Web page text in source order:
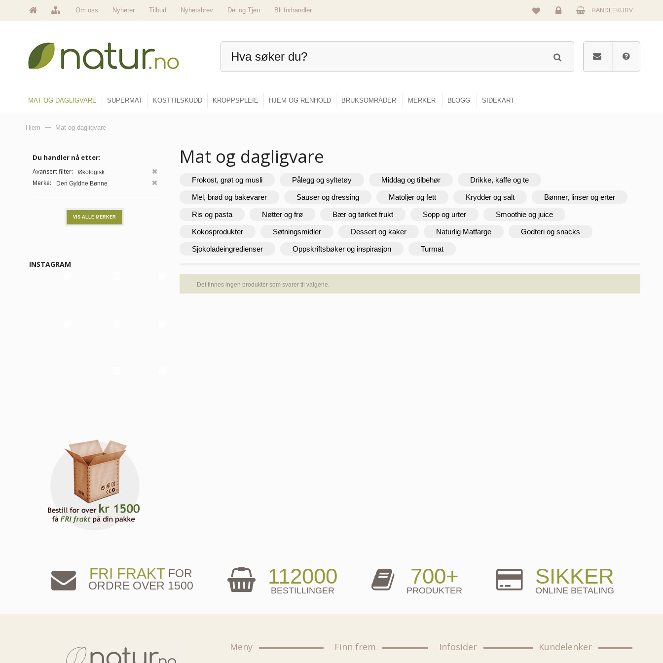
Om oss Nyheter Tilbud Nyhetsbrev Del og Tjen
Bli forhandler
Logg
HANDLEKURV
MAT OG DAGLIGVARE SUPERMAT KOSTTILSKUDD KROPPSPLEIE HJEM OG RENHOLD BRUKSOMRÅDER MERKER BLOGG SIDEKART
Hjem — Mat og dagligvare
Mat og dagligvare
Frokost, grøt og musli Pålegg og syltetøy Middag og tilbehør Drikke, kaffe og te
Mel, brød og bakevarer Sauser og dressing Matoljer og fett Krydder og salt Bønner, linser og erter
Ris og pasta Nøtter og frø Bær og tørket frukt Sopp og urter Smoothie og juice
Kokosprodukter Søtningsmidler Dessert og kaker Naturlig Matfarge Godteri og snacks
Sjokoladeingredienser Oppskriftsbøker og inspirasjon Turmat
Det finnes ingen produkter som svarer til valgene.
Du handler nå etter:
Avansert filter: Økologisk
Merke: Den Gyldne Bønne
VIS ALLE MERKER
INSTAGRAM
FRI FRAKT FOR
ORDRE OVER 1500
112000
BESTILLINGER
700+
PRODUKTER
SIKKER
ONLINE BETALING
Meny Finn frem Infosider Kundelenker